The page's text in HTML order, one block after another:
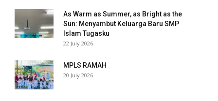
As Warm as Summer, as Bright as the
Sun: Menyambut Keluarga Baru SMP
Islam Tugasku
22 July 2026
MPLS RAMAH
20 July 2026